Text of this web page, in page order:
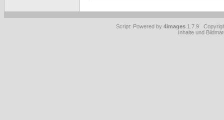
Script: Powered by 4images 1.7.9
Inhalte und